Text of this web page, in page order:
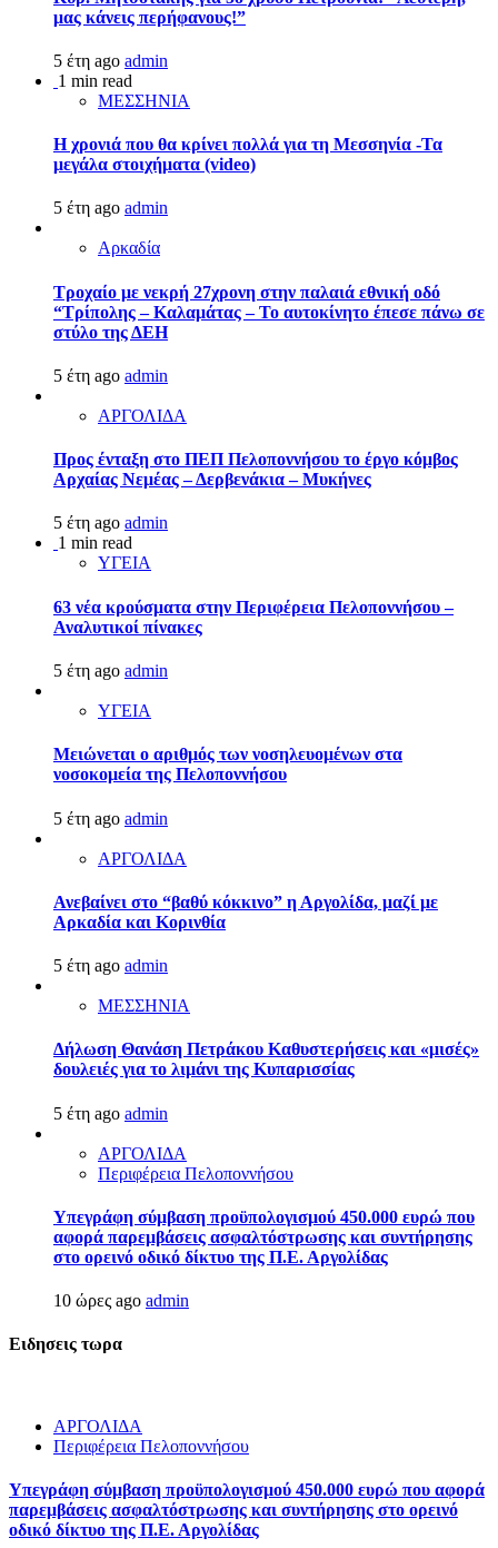
μας κάνεις περήφανους!”
5 έτη ago admin
1 min read
ΜΕΣΣΗΝΙΑ
Η χρονιά που θα κρίνει πολλά για τη Μεσσηνία -Τα
μεγάλα στοιχήματα (video)
5 έτη ago admin
Αρκαδία
Τροχαίο με νεκρή 27χρονη στην παλαιά εθνική οδό
“Τρίπολης – Καλαμάτας – Το αυτοκίνητο έπεσε πάνω σε
στύλο της ΔΕΗ
5 έτη ago admin
ΑΡΓΟΛΙΔΑ
Προς ένταξη στο ΠΕΠ Πελοποννήσου το έργο κόμβος
Αρχαίας Νεμέας – Δερβενάκια – Μυκήνες
5 έτη ago admin
1 min read
ΥΓΕΙΑ
63 νέα κρούσματα στην Περιφέρεια Πελοποννήσου –
Αναλυτικοί πίνακες
5 έτη ago admin
ΥΓΕΙΑ
Μειώνεται ο αριθμός των νοσηλευομένων στα
νοσοκομεία της Πελοποννήσου
5 έτη ago admin
ΑΡΓΟΛΙΔΑ
Ανεβαίνει στο “βαθύ κόκκινο” η Αργολίδα, μαζί με
Αρκαδία και Κορινθία
5 έτη ago admin
ΜΕΣΣΗΝΙΑ
Δήλωση Θανάση Πετράκου Καθυστερήσεις και «μισές»
δουλειές για το λιμάνι της Κυπαρισσίας
5 έτη ago admin
ΑΡΓΟΛΙΔΑ
Περιφέρεια Πελοποννήσου
Υπεγράφη σύμβαση προϋπολογισμού 450.000 ευρώ που
αφορά παρεμβάσεις ασφαλτόστρωσης και συντήρησης
στο ορεινό οδικό δίκτυο της Π.Ε. Αργολίδας
10 ώρες ago admin
Ειδησεις τωρα
ΑΡΓΟΛΙΔΑ
Περιφέρεια Πελοποννήσου
Υπεγράφη σύμβαση προϋπολογισμού 450.000 ευρώ που αφορά
παρεμβάσεις ασφαλτόστρωσης και συντήρησης στο ορεινό
οδικό δίκτυο της Π.Ε. Αργολίδας